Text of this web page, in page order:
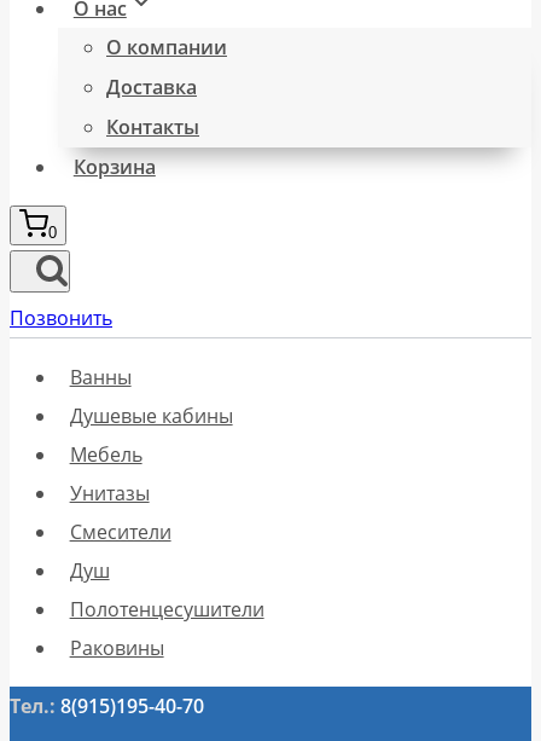
О нас
О компании
Доставка
Контакты
Корзина
0
Позвонить
Ванны
Душевые кабины
Мебель
Унитазы
Смесители
Душ
Полотенцесушители
Раковины
Тел.: 8(915)195-40-70